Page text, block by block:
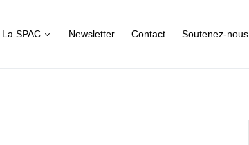
La SPAC Newsletter Contact Soutenez-nous